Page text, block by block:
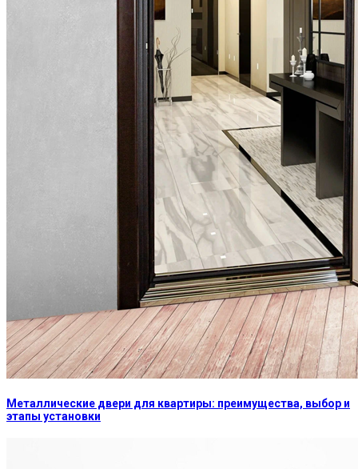
Металлические двери для квартиры: преимущества, выбор и
этапы установки